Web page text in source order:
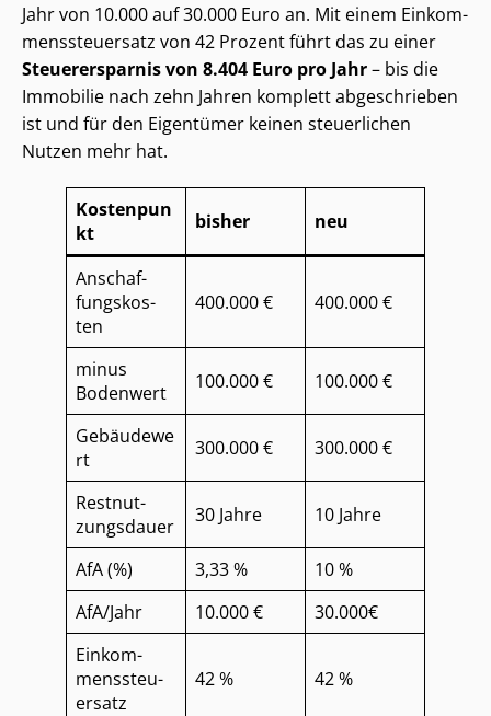
Jahr von 10.000 auf 30.000 Euro an. Mit einem Ein­kom­
mens­steu­er­satz von 42 Prozent führt das zu einer
Steuerersparnis von 8.404 Euro pro Jahr– bis die
Immobilie nach zehn Jahren komplett abgeschrieben
ist und für den Eigentümer keinen steuerlichen
Nutzen mehr hat.
Kostenpun
kt
bisher neu
An­schaf­
fungs­kos­
ten
400.000 € 400.000 €
minus
Bodenwert
100.000 € 100.000 €
Gebäudewe
rt
300.000 € 300.000 €
Rest­nut­
zungs­dau­er
30 Jahre 10 Jahre
AfA (%) 3,33 %
10 %
AfA/Jahr
10.000 €
30.000€
Ein­kom­
mens­steu­
er­satz
42 % 42 %